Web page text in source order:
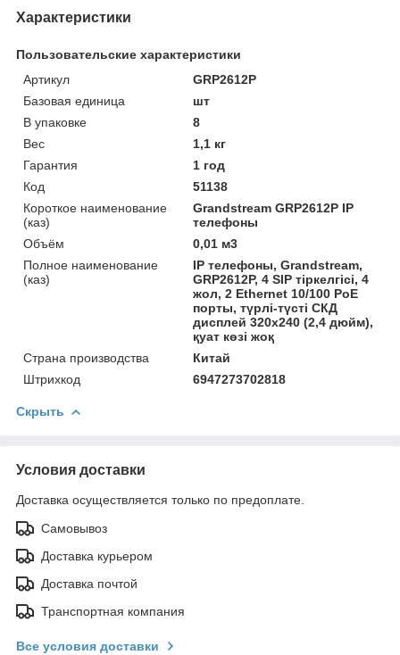
Характеристики
Пользовательские характеристики
Артикул
GRP2612P
Базовая единица
шт
В упаковке
8
Вес
1,1 кг
Гарантия
1 год
Код
51138
Короткое наименование
(каз)
Grandstream GRP2612P IP
телефоны
Объём
0,01 м3
Полное наименование
(каз)
IP телефоны, Grandstream,
GRP2612P, 4 SIP тіркелгісі, 4
жол, 2 Ethernet 10/100 PoE
порты, түрлі-түсті СКД
дисплей 320x240 (2,4 дюйм),
қуат көзі жоқ
Страна производства
Китай
Штрихкод
6947273702818
Скрыть
Условия доставки
Доставка осуществляется только по предоплате.
Самовывоз
Доставка курьером
Доставка почтой
Транспортная компания
Все условия доставки